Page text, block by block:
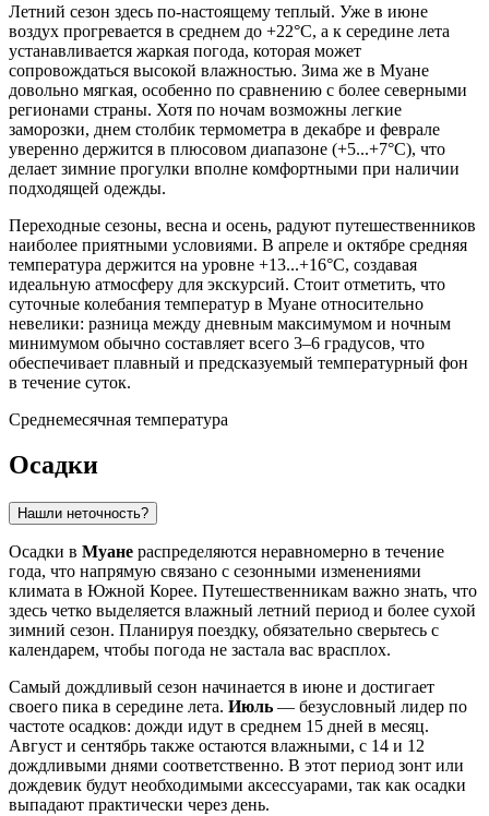
Летний сезон здесь по-настоящему теплый. Уже в июне
воздух прогревается в среднем до +22°C, а к середине лета
устанавливается жаркая погода, которая может
сопровождаться высокой влажностью. Зима же в Муане
довольно мягкая, особенно по сравнению с более северными
регионами страны. Хотя по ночам возможны легкие
заморозки, днем столбик термометра в декабре и феврале
уверенно держится в плюсовом диапазоне (+5...+7°C), что
делает зимние прогулки вполне комфортными при наличии
подходящей одежды.
Переходные сезоны, весна и осень, радуют путешественников
наиболее приятными условиями. В апреле и октябре средняя
температура держится на уровне +13...+16°C, создавая
идеальную атмосферу для экскурсий. Стоит отметить, что
суточные колебания температур в Муане относительно
невелики: разница между дневным максимумом и ночным
минимумом обычно составляет всего 3–6 градусов, что
обеспечивает плавный и предсказуемый температурный фон
в течение суток.
Среднемесячная температура
Осадки
Нашли неточность?
Осадки в Муане распределяются неравномерно в течение
года, что напрямую связано с сезонными изменениями
климата в Южной Корее. Путешественникам важно знать, что
здесь четко выделяется влажный летний период и более сухой
зимний сезон. Планируя поездку, обязательно сверьтесь с
календарем, чтобы погода не застала вас врасплох.
Самый дождливый сезон начинается в июне и достигает
своего пика в середине лета. Июль — безусловный лидер по
частоте осадков: дожди идут в среднем 15 дней в месяц.
Август и сентябрь также остаются влажными, с 14 и 12
дождливыми днями соответственно. В этот период зонт или
дождевик будут необходимыми аксессуарами, так как осадки
выпадают практически через день.